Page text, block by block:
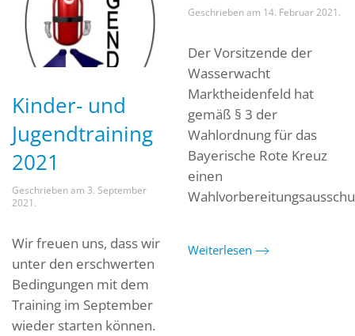
Kinder- und
Jugendtraining
2021
Geschrieben am 3. September
2021 .
Wir freuen uns, dass wir
unter den erschwerten
Bedingungen mit dem
Training im September
wieder starten können.
Geschrieben am 14. Februar 2021 .
Der Vorsitzende der
Wasserwacht
Marktheidenfeld hat
gemäß § 3 der
Wahlordnung für das
Bayerische Rote Kreuz
einen
Weiterlesen